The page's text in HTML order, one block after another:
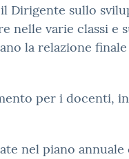
Dirigente sullo
nelle varie classi e
la relazione
per i docenti,
nel piano